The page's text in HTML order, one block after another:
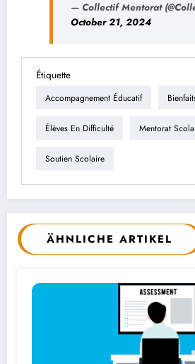
— Collectif Mentorat
October 21, 2024
Étiquette
Accompagnement Éducatif
Élèves En Difficulté Mentorat
Soutien Scolaire
ÄHNLICHE ARTIKEL